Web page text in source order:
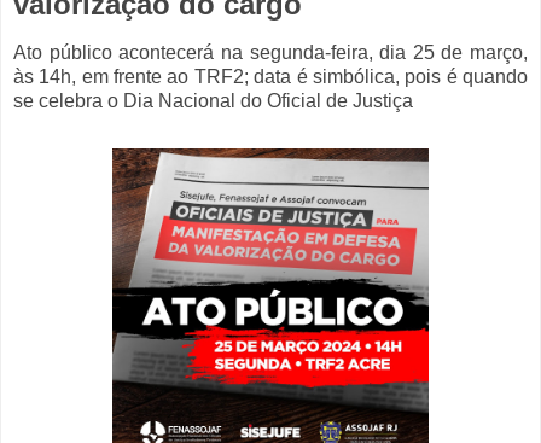
Ato público acontecerá na segunda-feira, dia 25 de março,
às 14h, em frente ao TRF2; data é simbólica, pois é quando
se celebra o Dia Nacional do Oficial de Justiça